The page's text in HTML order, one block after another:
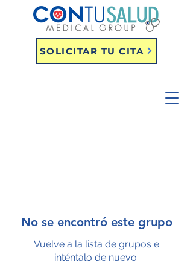
SOLICITAR TU CITA
No se encontró este grupo
Vuelve a la lista de grupos e
inténtalo de nuevo.